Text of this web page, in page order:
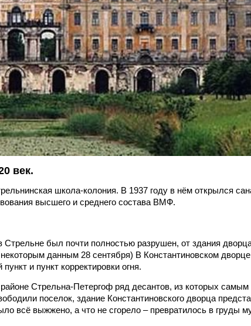
век.
школа-колония. В 1937 году в нём открылся
высшего и среднего состава ВМФ.
был почти полностью разрушен, от здания
данным 28 сентября) В Константиновском
и пункт корректировки огня.
Стрельна-Петергоф ряд десантов, из которых
поселок, здание Константиновского дворца
всё выжжено, а что не сгорело – превратилось в груды